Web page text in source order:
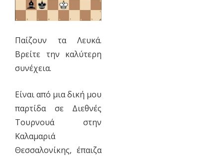
Παίζουν τα Λευκά.
Βρείτε την καλύτερη
συνέχεια.
Είναι από μια δική μου
παρτίδα σε Διεθνές
Τουρνουά στην
Καλαμαριά
Θεσσαλονίκης, έπαιζα